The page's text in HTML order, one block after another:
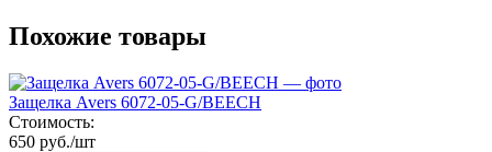
Похожие товары
Защелка Avers 6072-05-G/BEECH
Стоимость:
650 руб./шт